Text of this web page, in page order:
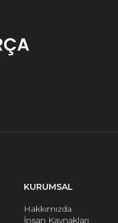
KURUMSAL
Hakkımızda
İnsan Kaynakları